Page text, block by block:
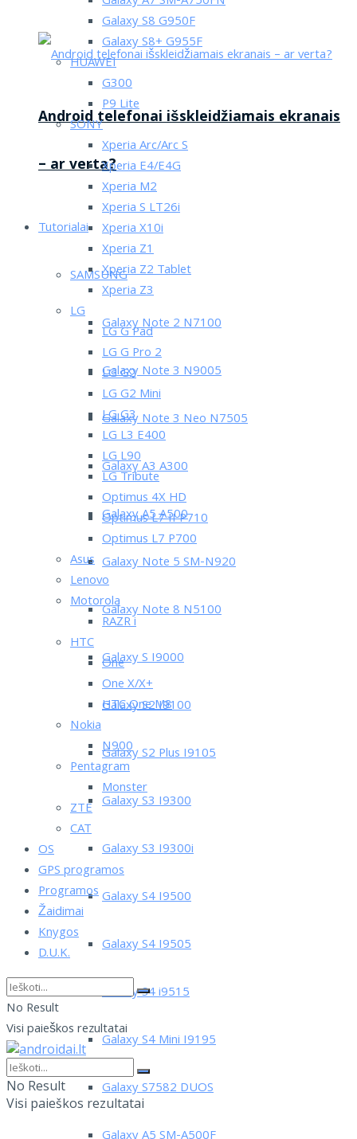
Android telefonai išskleidžiamais ekranais
– ar verta?
Tutorialai
SAMSUNG
Galaxy Note 2 N7100
Galaxy Note 3 N9005
Galaxy Note 3 Neo N7505
Galaxy A3 A300
Galaxy A5 A500
Galaxy Note 5 SM-N920
Galaxy Note 8 N5100
Galaxy S I9000
Galaxy S2 I9100
Galaxy S2 Plus I9105
Galaxy S3 I9300
Galaxy S3 I9300i
Galaxy S4 I9500
Galaxy S4 I9505
Galaxy S4 i9515
Galaxy S4 Mini I9195
Galaxy S7582 DUOS
Galaxy S8 G950F
Galaxy S8+ G955F
HUAWEI
G300
P9 Lite
SONY
Xperia Arc/Arc S
Xperia E4/E4G
Xperia M2
Xperia S LT26i
Xperia X10i
Xperia Z1
Xperia Z2 Tablet
Xperia Z3
LG
LG G Pad
LG G Pro 2
LG G2
LG G2 Mini
LG G3
LG L3 E400
LG L90
LG Tribute
Optimus 4X HD
Optimus L7 II P710
Optimus L7 P700
Asus
Lenovo
Motorola
RAZR i
HTC
One
One X/X+
HTC One M8
Nokia
N900
Pentagram
Monster
ZTE
CAT
OS
GPS programos
Programos
Žaidimai
Knygos
D.U.K.
No Result
Visi paieškos rezultatai
No Result
Visi paieškos rezultatai